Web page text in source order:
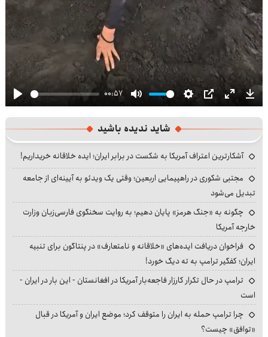
Play
00:57
Mute Settings
PIP Enter
شاید ندیده باشید
آشکارترین اعتراف آمریکا به شکست در برابر ایران؛ ایده خلاقانه خریداریم!
مجتبی شکوری در راهپیمایی اربعین؛ وقتی یک ویدئو به آیینه‌ای از جامعه
تبدیل می‌شود
چگونه به «جنگ هرمز» پایان دهیم؛ به روایت سخنگوی فارسی‌زبان وزارت
خارجه آمریکا
فراخوان دریافت ایده‌های «خلاقانه و نامتعارف» در پنتاگون برای تنبیه
ایران؛ کفگیر ترامپ به ته دیگ خورد!
ترامپ در حال تکرار کارزار فاجعه‌بار آمریکا در افغانستان - این بار در ایران -
است
چرا ترامپ حمله به ایران را متوقف کرد؛ موضع ایران و آمریکا در قبال
«توافق» چیست؟